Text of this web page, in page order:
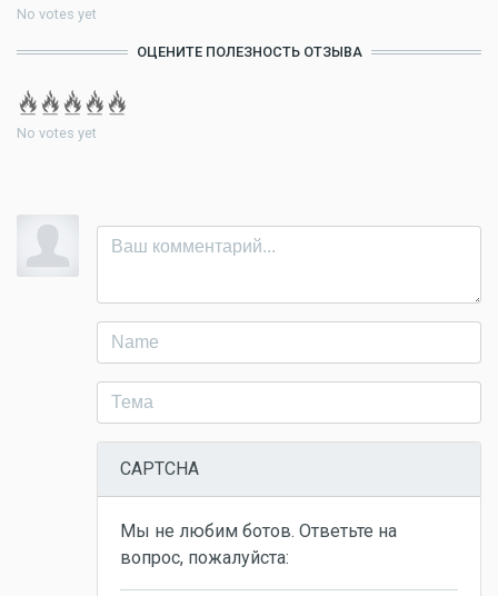
No votes yet
ОЦЕНИТЕ ПОЛЕЗНОСТЬ ОТЗЫВА
No votes yet
CAPTCHA
Мы не любим ботов. Ответьте на
вопрос, пожалуйста: